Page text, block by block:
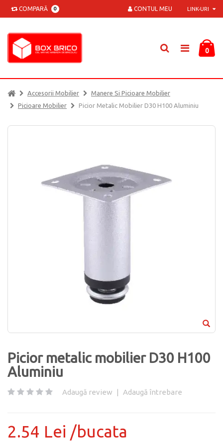
COMPARĂ 0 LINK-URI
CONTUL MEU
0
Accesorii Mobilier
Manere Si Picioare Mobilier
Picioare Mobilier
Picior Metalic Mobilier D30 H100 Aluminiu
Picior metalic mobilier D30 H100
Aluminiu
Adaugă review | Adaugă întrebare
2.54 Lei /bucata